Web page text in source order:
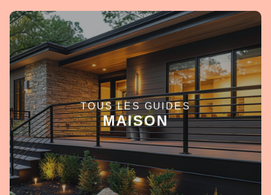
TOUS LES GUIDES
MAISON
EN SAVOIR +